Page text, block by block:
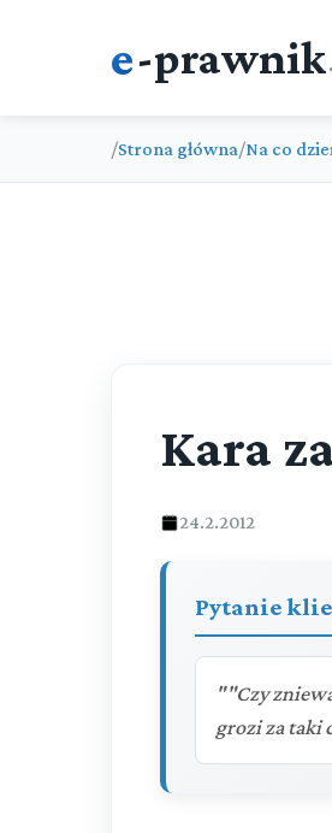
e-prawnik
/Strona główna/Na co
Kara
24.2.2012
Pytanie
""Czy
grozi za taki